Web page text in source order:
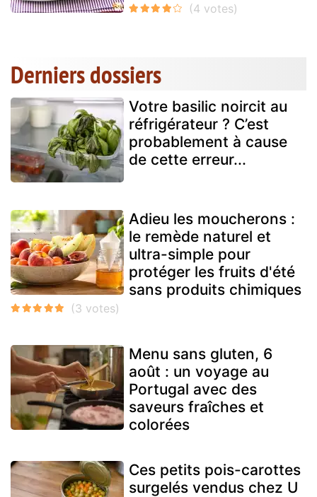
Derniers dossiers
Votre basilic noircit au
réfrigérateur ? C’est
probablement à cause
de cette erreur...
Adieu les moucherons :
le remède naturel et
ultra-simple pour
protéger les fruits d'été
sans produits chimiques
Menu sans gluten, 6
août : un voyage au
Portugal avec des
saveurs fraîches et
colorées
Ces petits pois-carottes
surgelés vendus chez U